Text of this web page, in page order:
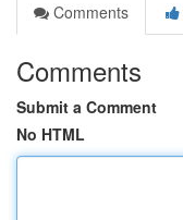
Comments
Comments
Submit a Comment
No HTML